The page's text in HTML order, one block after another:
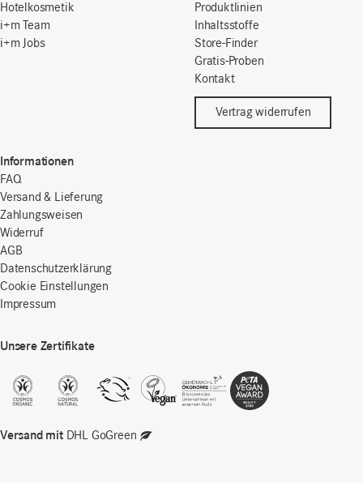
Hotelkosmetik
i+m Team
i+m Jobs
Produktlinien
Inhaltsstoffe
Store-Finder
Gratis-Proben
Kontakt
Vertrag widerrufen
Informationen
FAQ
Versand & Lieferung
Zahlungsweisen
Widerruf
AGB
Datenschutzerklärung
Cookie Einstellungen
Impressum
Unsere Zertifikate
Versand mitDHL GoGreen